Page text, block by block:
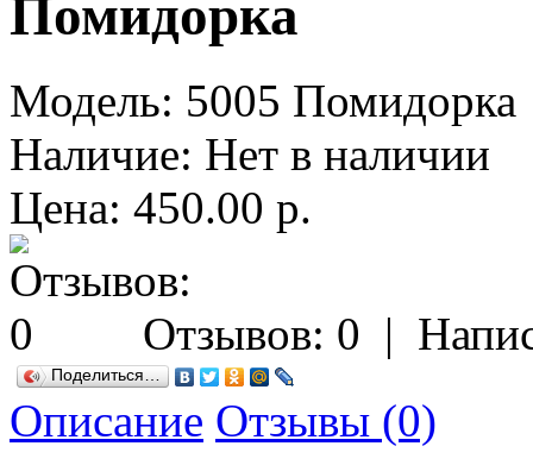
Помидорка
Модель: 5005 Помидорка
Наличие: Нет в наличии
Цена: 450.00 р.
Отзывов: 0 |
Поделиться…
Описание Отзывы (0)